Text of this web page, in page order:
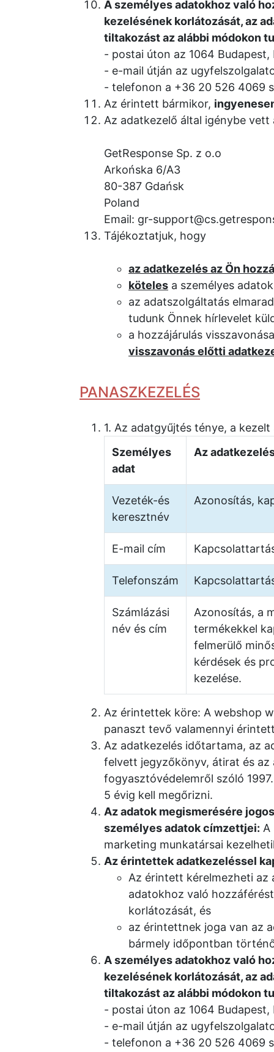
A személyes adatokhoz való
kezelésének korlátozását, az
tiltakozást az alábbi módokon
postai úton az 1064
e-mail útján az
telefonon a +36 20 526 4069
Az érintett bármikor,
Az adatkezelő által igénybe
GetResponse Sp. z o.o
Arkońska 6/A3
80-387 Gdańsk
Poland
Email: gr-
Tájékoztatjuk, hogy
az adatkezelés az Ön
köteles a személyes
az adatszolgáltatás
tudunk Önnek hírlevelet
a hozzájárulás
visszavonás előtti
PANASZKEZELÉS
1. Az adatgyűjtés ténye, a
Személyes
adat
Az
Vezeték-és
keresztnév
Azonosítás,
E-mail cím
Telefonszám
Számlázási
név és cím
Azonosítás, a
termékekkel
felmerülő
kérdések és
kezelése.
Az érintettek köre: A webshop
panaszt tevő valamennyi
Az adatkezelés időtartama, az
felvett jegyzőkönyv, átirat és
fogyasztóvédelemről szóló
5 évig kell megőrizni.
Az adatok megismerésére
személyes adatok címzettjei: A
marketing munkatársai
Az érintettek adatkezeléssel
Az érintett kérelmezheti az
adatokhoz való
korlátozását, és
az érintettnek joga van az
bármely időpontban
A személyes adatokhoz való
kezelésének korlátozását, az
tiltakozást az alábbi módokon
postai úton az 1064
e-mail útján az
telefonon a +36 20 526 4069